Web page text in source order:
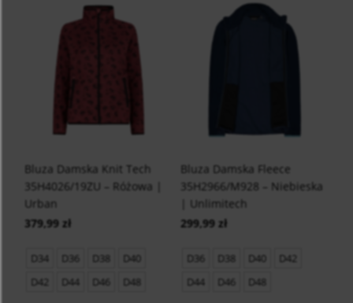
Bluza Damska Knit Tech
35H4026/19ZU – Różowa |
Urban
379,99 zł
D34 D36 D38
D40
D42
D44 D46 D48
Bluza Damska Fleece
35H2966/M928 – Niebieska
| Unlimitech
299,99 zł
D36 D38 D40
D42
D44
D46 D48